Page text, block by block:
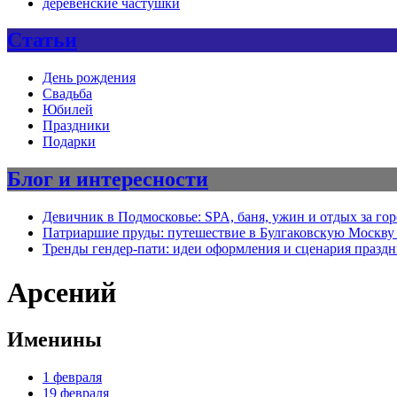
Статьи
День рождения
Свадьба
Юбилей
Праздники
Подарки
Блог и интересности
Девичник в Подмосковье: SPA, баня, ужин и отдых за
Патриаршие пруды: путешествие в Булгаковскую Москву
Тренды гендер-пати: идеи оформления и сценария
Арсений
Именины
1 февраля
19 февраля